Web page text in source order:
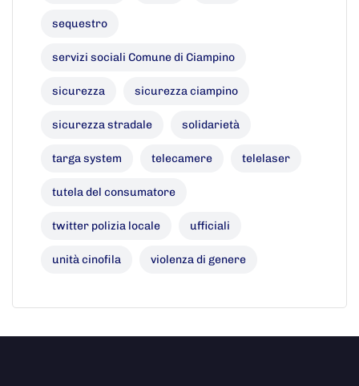
sequestro
servizi sociali Comune di Ciampino
sicurezza sicurezza ciampino
sicurezza stradale solidarietà
targa system telecamere telelaser
tutela del consumatore
twitter polizia locale ufficiali
unità cinofila violenza di genere